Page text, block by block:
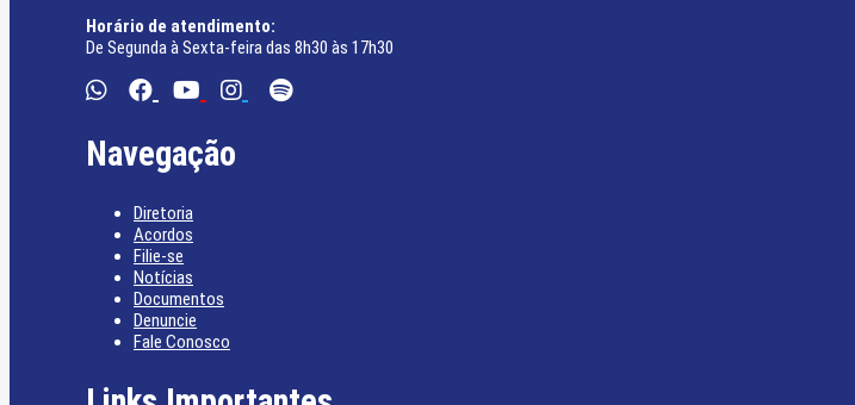
Horário de atendimento:
De Segunda à Sexta-feira das 8h30 às 17h30
Navegação
Diretoria
Acordos
Filie-se
Notícias
Documentos
Denuncie
Fale Conosco